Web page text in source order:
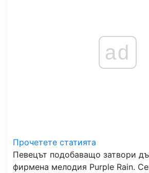
ad
Прочетете статията
Певецът подобаващо затвори
фирмена мелодия Purple Rain.